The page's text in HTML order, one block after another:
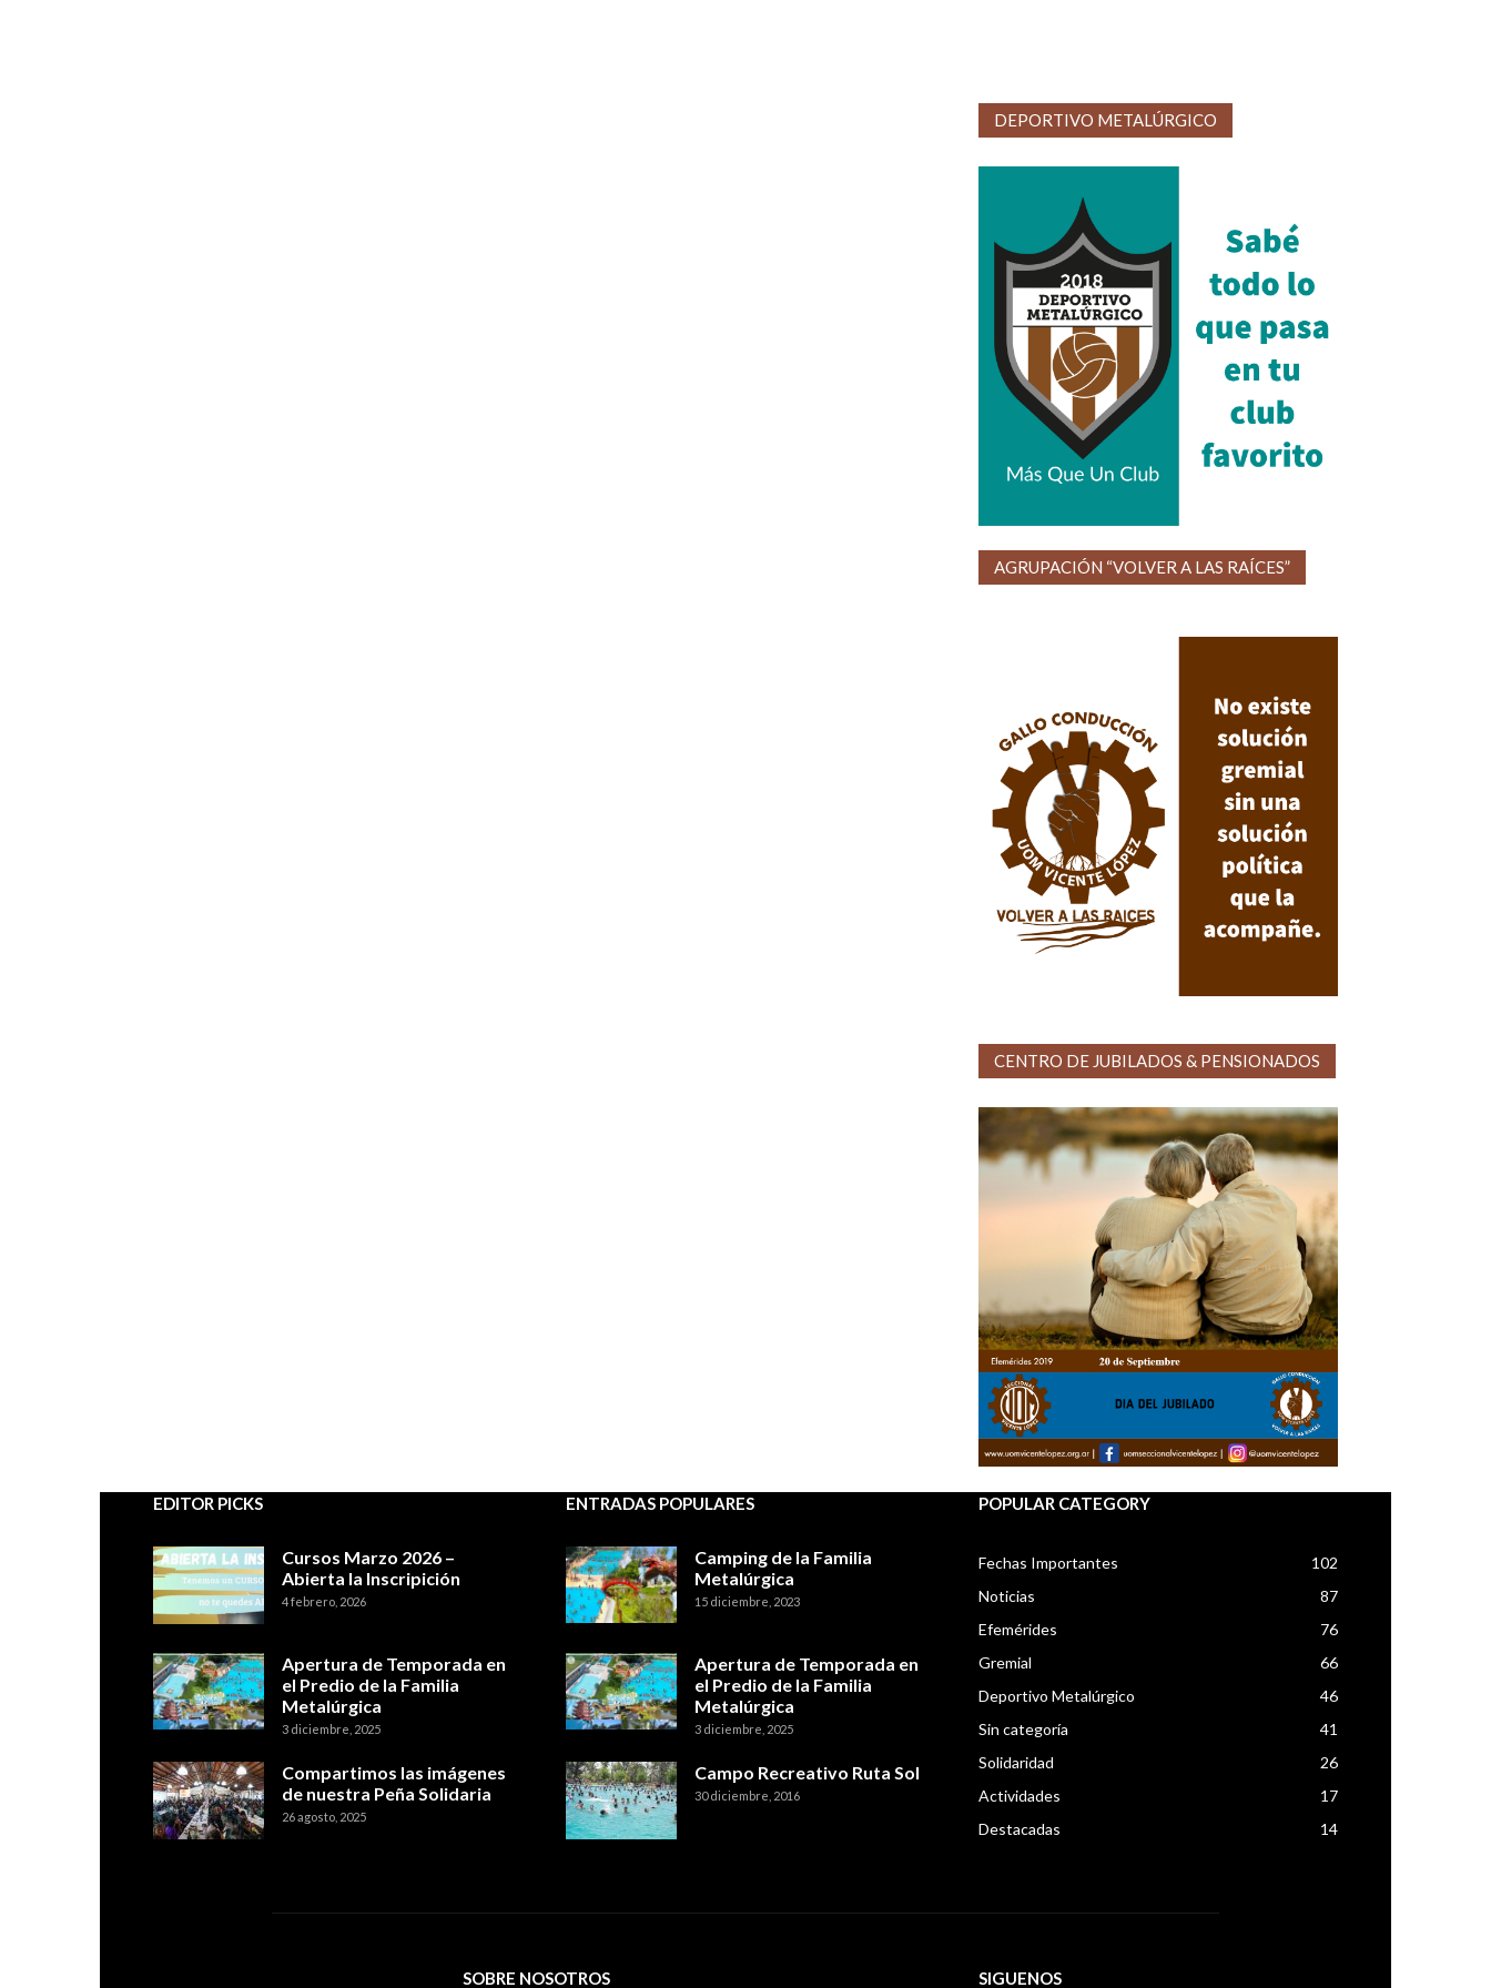
DEPORTIVO METALÚRGICO
AGRUPACIÓN “VOLVER A LAS RAÍCES”
CENTRO DE JUBILADOS & PENSIONADOS
EDITOR PICKS
Cursos Marzo 2026 –
Abierta la Inscripición
4 febrero, 2026
Apertura de Temporada en
el Predio de la Familia
Metalúrgica
3 diciembre, 2025
Compartimos las imágenes
de nuestra Peña Solidaria
26 agosto, 2025
ENTRADAS POPULARES
Camping de la Familia
Metalúrgica
15 diciembre, 2023
Apertura de Temporada en
el Predio de la Familia
Metalúrgica
3 diciembre, 2025
Campo Recreativo Ruta Sol
30 diciembre, 2016
POPULAR CATEGORY
Fechas Importantes
102
Noticias
87
Efemérides
76
Gremial
66
Deportivo Metalúrgico
46
Sin categoría
41
Solidaridad
26
Actividades
17
Destacadas
14
SOBRE NOSOTROS SIGUENOS